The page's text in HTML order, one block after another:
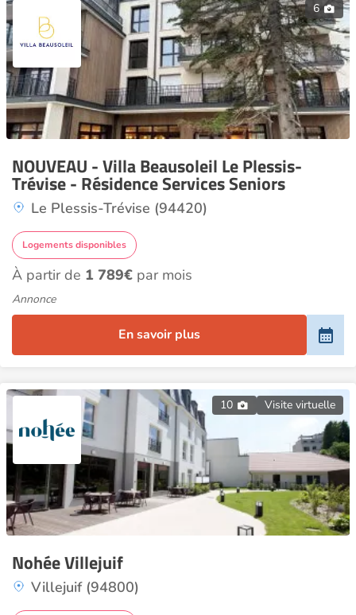
6
NOUVEAU - Villa Beausoleil Le Plessis-
Trévise - Résidence Services Seniors
Le Plessis-Trévise (94420)
Logements disponibles
À partir de 1 789€ par mois
Annonce
En savoir plus
10 Visite virtuelle
Nohée Villejuif
Villejuif (94800)